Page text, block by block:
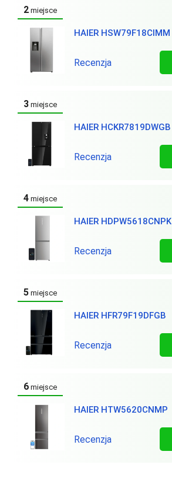
2 miejsce
HAIER HSW79F18CIMM
Recenzja
3 miejsce
HAIER HCKR7819DWGB
Recenzja
4 miejsce
HAIER HDPW5618CNPK
Recenzja
5 miejsce
HAIER HFR79F19DFGB
Recenzja
6 miejsce
HAIER HTW5620CNMP
Recenzja